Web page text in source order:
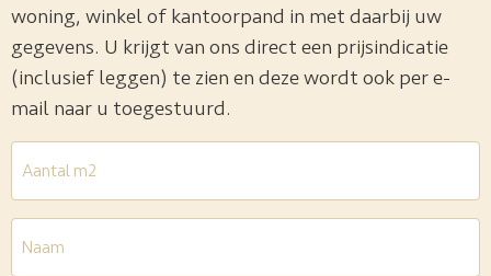
woning, winkel of kantoorpand in met daarbij uw
gegevens. U krijgt van ons direct een prijsindicatie
(inclusief leggen) te zien en deze wordt ook per e-
mail naar u toegestuurd.
Aantal
m2 *
Naam